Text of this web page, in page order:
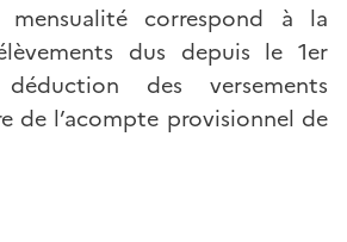
mensualité correspond à la
dus depuis le 1er
des versements
de l’acompte provisionnel de